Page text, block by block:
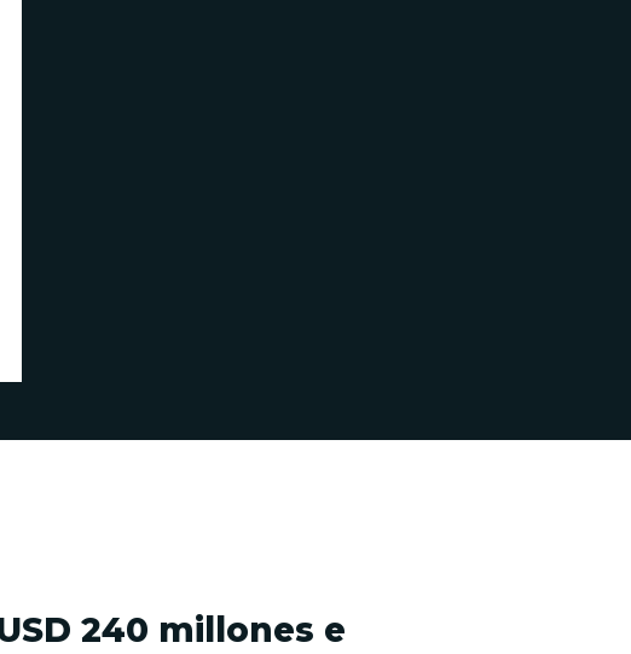
240 millones e